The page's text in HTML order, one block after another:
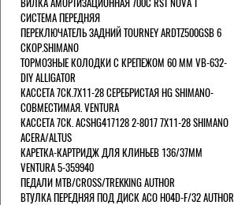
СИСТЕМА ПЕРЕДНЯЯ
ПЕРЕКЛЮЧАТЕЛЬ ЗАДНИЙ TOURNEY ARDTZ500GSB 6
СКОР.SHIMANO
ТОРМОЗНЫЕ КОЛОДКИ С КРЕПЕЖОМ 60 ММ VB-632-
DIY ALLIGATOR
КАССЕТА 7СК.7Х11-28 СЕРЕБРИСТАЯ HG SHIMANO-
СОВМЕСТИМАЯ. VENTURA
КАССЕТА 7СК. ACSHG417128 2-8017 7Х11-28 SHIMANO
ACERA/ALTUS
КАРЕТКА-КАРТРИДЖ ДЛЯ КЛИНЬЕВ 136/37ММ
VENTURA 5-359940
ПЕДАЛИ MTB/CROSS/TREKKING AUTHOR
ВТУЛКА ПЕРЕДНЯЯ ПОД ДИСК ACO H04D-F/32 AUTHOR